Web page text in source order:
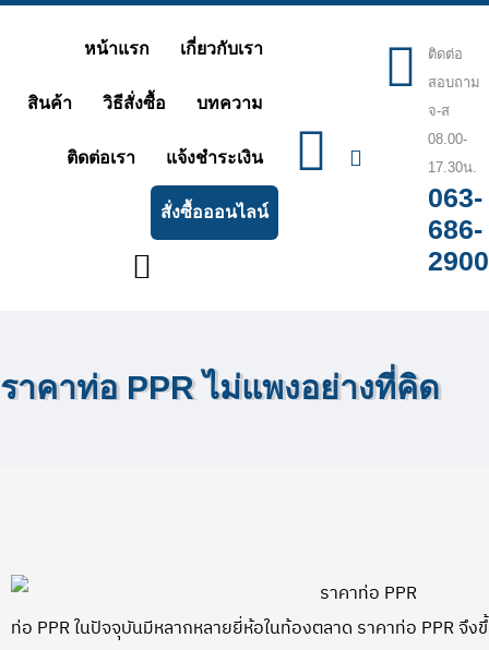
content
หน้าแรก เกี่ยวกับเรา
สินค้า วิธีสั่งซื้อ บทความ
ติดต่อเรา แจ้งชำระเงิน
สั่งซื้อออนไลน์
ติดต่อ
สอบถาม
จ-ส
08.00-
17.30น.
063-
686-
2900
ราคาท่อ PPR ไม่แพงอย่างที่คิด
ท่อ PPR ในปัจจุบันมีหลากหลายยี่ห้อในท้องตลาด ราคาท่อ PPR